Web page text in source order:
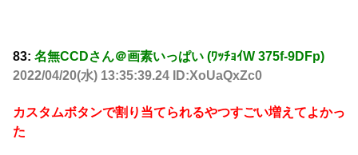
83: 名無CCDさん＠画素いっぱい (ﾜｯﾁｮｲW 375f-9DFp)
2022/04/20(水) 13:35:39.24 ID:XoUaQxZc0
カスタムボタンで割り当てられるやつすごい増えてよかっ
た